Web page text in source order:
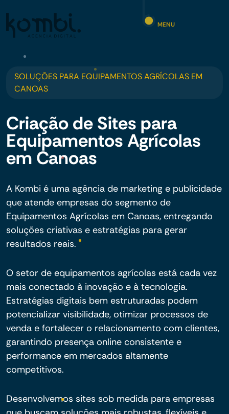
MENU
SOLUÇÕES PARA EQUIPAMENTOS AGRÍCOLAS EM
CANOAS
Criação de Sites para
Equipamentos Agrícolas
em Canoas
A Kombi é uma agência de marketing e publicidade
que atende empresas do segmento de
Equipamentos Agrícolas em Canoas, entregando
soluções criativas e estratégias para gerar
resultados reais.
O setor de equipamentos agrícolas está cada vez
mais conectado à inovação e à tecnologia.
Estratégias digitais bem estruturadas podem
potencializar visibilidade, otimizar processos de
venda e fortalecer o relacionamento com clientes,
garantindo presença online consistente e
performance em mercados altamente
competitivos.
Desenvolvemos sites sob medida para empresas